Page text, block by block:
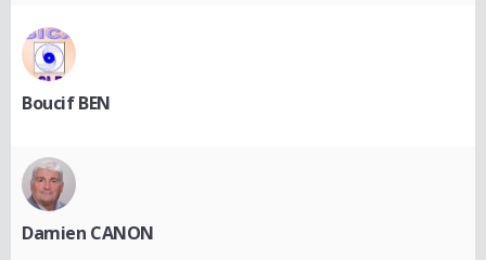
Boucif BEN
Damien CANON